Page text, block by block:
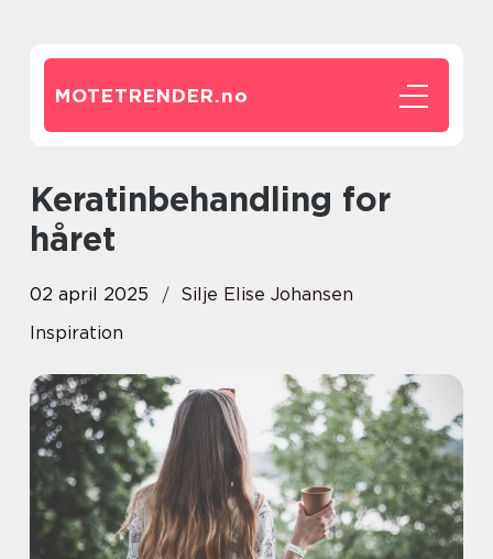
MOTETRENDER.no
Keratinbehandling for
håret
02 april 2025
Silje Elise Johansen
Inspiration